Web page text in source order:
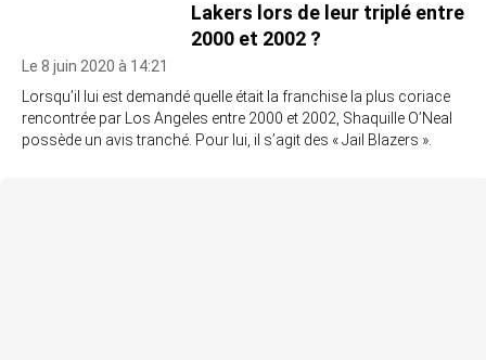
Lakers lors de leur triplé entre
2000 et 2002 ?
Le 8 juin 2020 à 14:21
Lorsqu’il lui est demandé quelle était la franchise la plus coriace
rencontrée par Los Angeles entre 2000 et 2002, Shaquille O’Neal
possède un avis tranché. Pour lui, il s’agit des « Jail Blazers ».